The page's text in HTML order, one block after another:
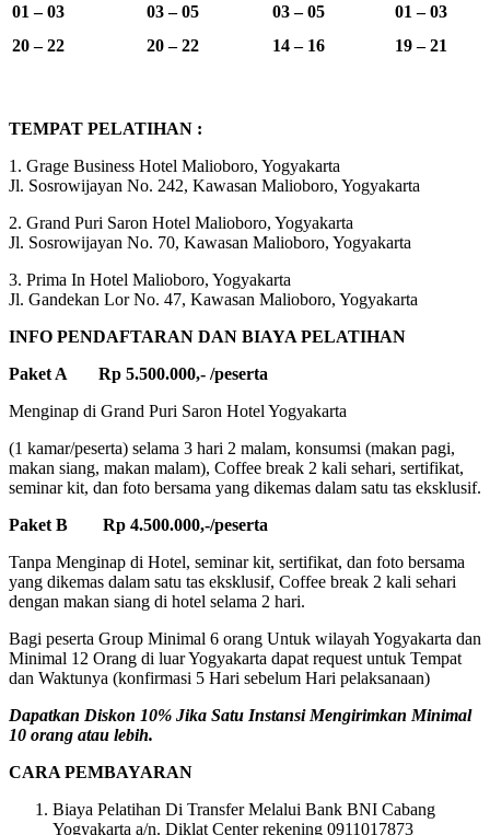
01 – 03
03 – 05 03 – 05
01 – 03
20 – 22
20 – 22 14 – 16 19 – 21
TEMPAT PELATIHAN :
1. Grage Business Hotel Malioboro, Yogyakarta
Jl. Sosrowijayan No. 242, Kawasan Malioboro, Yogyakarta
2. Grand Puri Saron Hotel Malioboro, Yogyakarta
Jl. Sosrowijayan No. 70, Kawasan Malioboro, Yogyakarta
3. Prima In Hotel Malioboro, Yogyakarta
Jl. Gandekan Lor No. 47, Kawasan Malioboro, Yogyakarta
INFO PENDAFTARAN DAN BIAYA PELATIHAN
Paket A Rp 5.500.000,- /peserta
Menginap di Grand Puri Saron Hotel Yogyakarta
(1 kamar/peserta) selama 3 hari 2 malam, konsumsi (makan pagi,
makan siang, makan malam), Coffee break 2 kali sehari, sertifikat,
seminar kit, dan foto bersama yang dikemas dalam satu tas eksklusif.
Paket B Rp 4.500.000,-/peserta
Tanpa Menginap di Hotel, seminar kit, sertifikat, dan foto bersama
yang dikemas dalam satu tas eksklusif, Coffee break 2 kali sehari
dengan makan siang di hotel selama 2 hari.
Bagi peserta Group Minimal 6 orang Untuk wilayah Yogyakarta dan
Minimal 12 Orang di luar Yogyakarta dapat request untuk Tempat
dan Waktunya (konfirmasi 5 Hari sebelum Hari pelaksanaan)
Dapatkan Diskon 10% Jika Satu Instansi Mengirimkan Minimal
10 orang atau lebih.
CARA PEMBAYARAN
Biaya Pelatihan Di Transfer Melalui Bank BNI Cabang
Yogyakarta a/n. Diklat Center rekening 0911017873